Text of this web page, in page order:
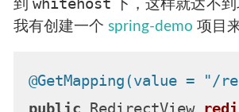
到 whitehost 下，这样就达不到
我有创建一个 spring-demo 项目
@GetMapping(value = "/